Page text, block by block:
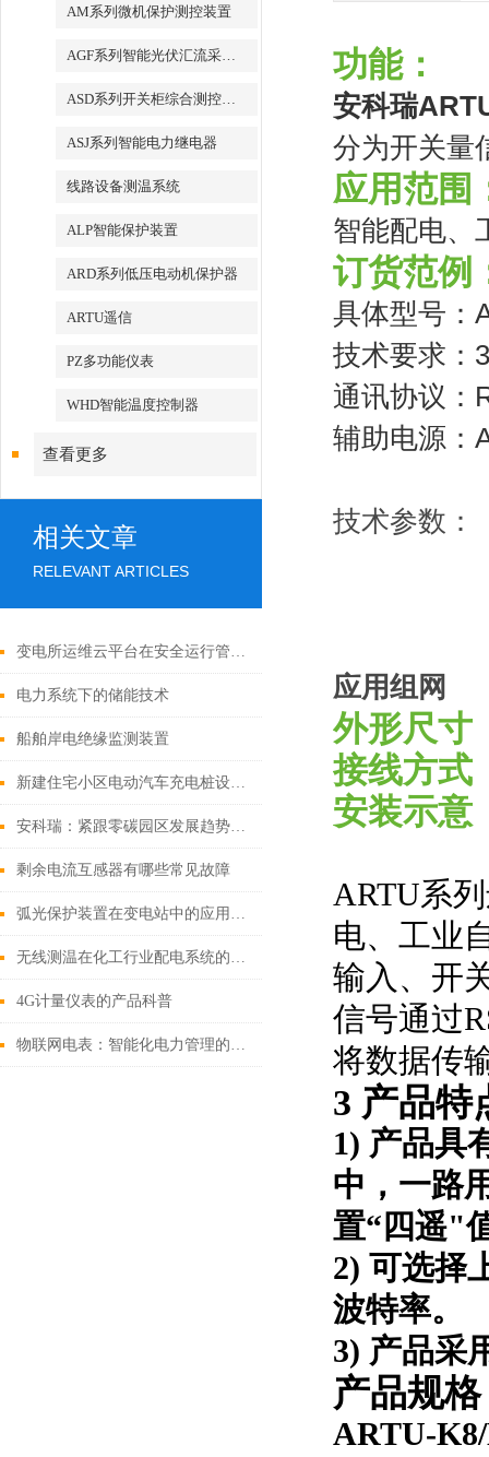
AM系列微机保护测控装置
AGF系列智能光伏汇流采集装置
ASD系列开关柜综合测控装置
ASJ系列智能电力继电器
线路设备测温系统
ALP智能保护装置
ARD系列低压电动机保护器
ARTU遥信
PZ多功能仪表
WHD智能温度控制器
查看更多
相关文章
RELEVANT ARTICLES
变电所运维云平台在安全运行管理中的应用
电力系统下的储能技术
船舶岸电绝缘监测装置
新建住宅小区电动汽车充电桩设计的研究
安科瑞：紧跟零碳园区发展趋势，筑牢能源低碳管理防线
剩余电流互感器有哪些常见故障
弧光保护装置在变电站中的应用与实践
无线测温在化工行业配电系统的应用
4G计量仪表的产品科普
物联网电表：智能化电力管理的未来之星
功能：
安科瑞
分为开关量
应用范围
智能配电、
订货范例
具体型号：
技术要求：
通讯协议：
辅助电源：
技术参数：
应用组网
外形尺寸
接线方式
安装示意
ARTU系
电、工业
输入、开
信号通过
将数据传
3 产品特
1) 产品具
中，一路
置“ 四遥"
2) 可选择
波特率。
3) 产品采
产品规格
ARTU-